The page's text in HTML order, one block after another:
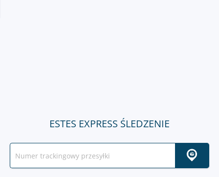
ESTES EXPRESS ŚLEDZENIE